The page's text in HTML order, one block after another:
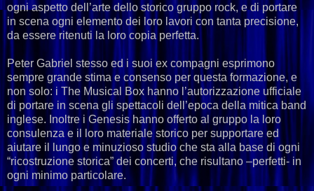
ogni aspetto dell’arte dello storico gruppo rock, e di portare
in scena ogni elemento dei loro lavori con tanta precisione,
da essere ritenuti la loro copia perfetta.
Peter Gabriel stesso ed i suoi ex compagni esprimono
sempre grande stima e consenso per questa formazione, e
non solo: i The Musical Box hanno l’autorizzazione ufficiale
di portare in scena gli spettacoli dell’epoca della mitica band
inglese. Inoltre i Genesis hanno offerto al gruppo la loro
consulenza e il loro materiale storico per supportare ed
aiutare il lungo e minuzioso studio che sta alla base di ogni
“ricostruzione storica” dei concerti, che risultano –perfetti- in
ogni minimo particolare.